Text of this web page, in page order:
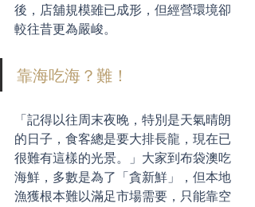
後，店舖規模雖已成形，但經營環境卻
較往昔更為嚴峻。
靠海吃海？難！
「記得以往周末夜晚，特別是天氣晴朗
的日子，食客總是要大排長龍，現在已
很難有這樣的光景。」大家到布袋澳吃
海鮮，多數是為了「貪新鮮」，但本地
漁獲根本難以滿足市場需要，只能靠空